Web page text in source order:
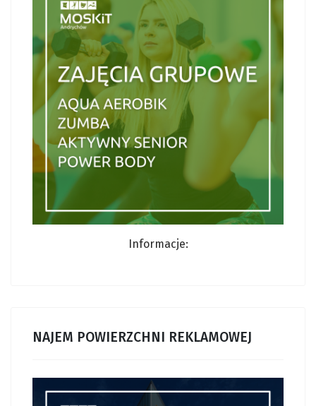
Informacje:
NAJEM POWIERZCHNI REKLAMOWEJ